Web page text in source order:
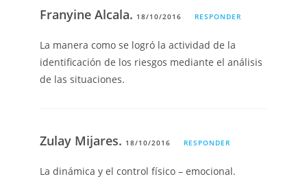
Franyine Alcala. 18/10/2016 RESPONDER
La manera como se logró la actividad de la
identificación de los riesgos mediante el análisis
de las situaciones.
Zulay Mijares. 18/10/2016 RESPONDER
La dinámica y el control físico – emocional.